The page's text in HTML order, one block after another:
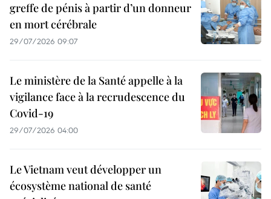
greffe de pénis à partir d’un donneur
en mort cérébrale
29/07/2026 09:07
Le ministère de la Santé appelle à la
vigilance face à la recrudescence du
Covid-19
29/07/2026 04:00
Le Vietnam veut développer un
écosystème national de santé